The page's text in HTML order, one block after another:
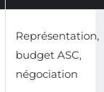
Représentation,
budget ASC,
négociation